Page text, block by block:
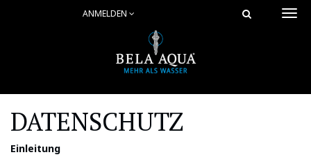
ANMELDEN
DATENSCHUTZ
Einleitung